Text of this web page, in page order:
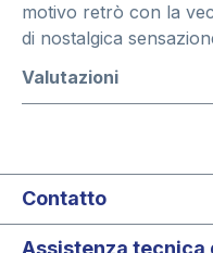
motivo retrò con la
di nostalgica
Valutazioni
Contatto